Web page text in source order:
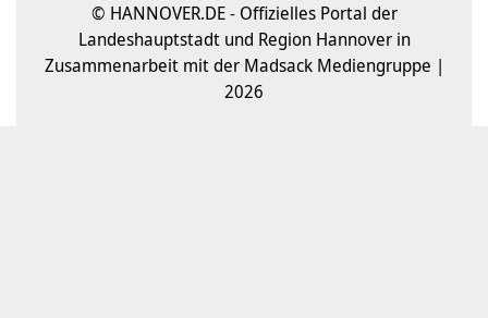
© HANNOVER.DE - Offizielles Portal der
Landeshauptstadt und Region Hannover in
Zusammenarbeit mit der Madsack Mediengruppe |
2026